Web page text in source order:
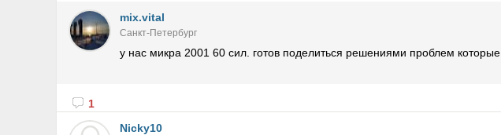
mix.vital
Санкт-Петербург
у нас микра 2001 60 сил. готов поделиться решениями проблем
1
Nicky10